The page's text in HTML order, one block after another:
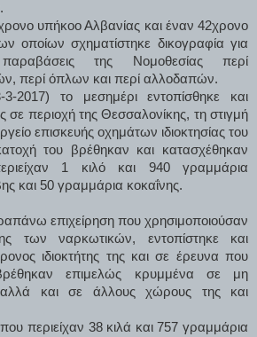
υπήκοο Αλβανίας και έναν 42χρονο
οποίων σχηματίστηκε δικογραφία για
της Νομοθεσίας περί
περί όπλων και περί αλλοδαπών.
3-2017) το μεσημέρι εντοπίσθηκε και
περιοχή της Θεσσαλονίκης, τη στιγμή
επισκευής οχημάτων ιδιοκτησίας του
του βρέθηκαν και κατασχέθηκαν
1 κιλό και 940 γραμμάρια
και 50 γραμμάρια κοκαΐνης.
επιχείρηση που χρησιμοποιούσαν
των ναρκωτικών, εντοπίστηκε και
ιδιοκτήτης της και σε έρευνα που
επιμελώς κρυμμένα σε μη
αλλά και σε άλλους χώρους της και
περιείχαν 38 κιλά και 757 γραμμάρια